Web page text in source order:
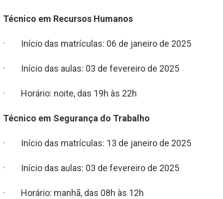
Técnico em Recursos Humanos
· Início das matrículas: 06 de janeiro de 2025
· Início das aulas: 03 de fevereiro de 2025
· Horário: noite, das 19h às 22h
Técnico em Segurança do Trabalho
· Início das matrículas: 13 de janeiro de 2025
· Início das aulas: 03 de fevereiro de 2025
· Horário: manhã, das 08h às 12h